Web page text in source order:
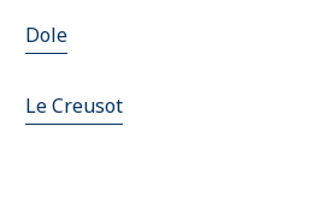
Dole
Le Creusot